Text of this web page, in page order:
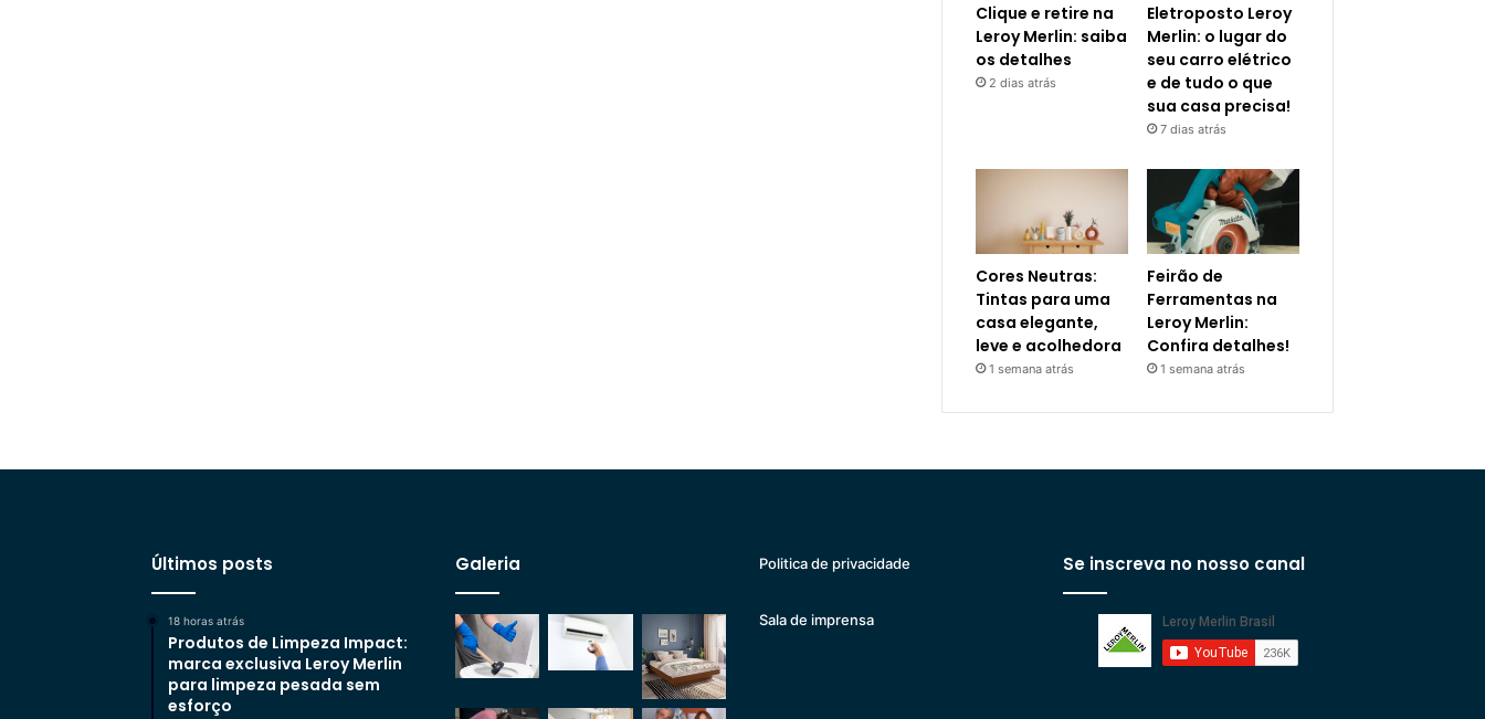
Clique e retire na
Leroy Merlin: saiba
os detalhes
2 dias atrás
Eletroposto Leroy
Merlin: o lugar do
seu carro elétrico
e de tudo o que
sua casa precisa!
7 dias atrás
Cores Neutras:
Tintas para uma
casa elegante,
leve e acolhedora
1 semana atrás
Feirão de
Ferramentas na
Leroy Merlin:
Confira detalhes!
1 semana atrás
Últimos posts
18 horas atrás
Produtos de Limpeza Impact:
marca exclusiva Leroy Merlin
para limpeza pesada sem
esforço
Galeria Politica de privacidade
Sala de imprensa
Se inscreva no nosso canal